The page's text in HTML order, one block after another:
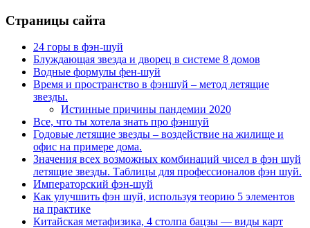
Страницы сайта
24 горы в фэн-шуй
Блуждающая звезда и дворец в системе 8 домов
Водные формулы фен-шуй
Время и пространство в фэншуй – метод летящие
звезды.
Истинные причины пандемии 2020
Все, что ты хотела знать про фэншуй
Годовые летящие звезды – воздействие на жилище и
офис на примере дома.
Значения всех возможных комбинаций чисел в фэн шуй
летящие звезды. Таблицы для профессионалов фэн шуй.
Императорский фэн-шуй
Как улучшить фэн шуй, используя теорию 5 элементов
на практике
Китайская метафизика, 4 столпа бацзы — виды карт